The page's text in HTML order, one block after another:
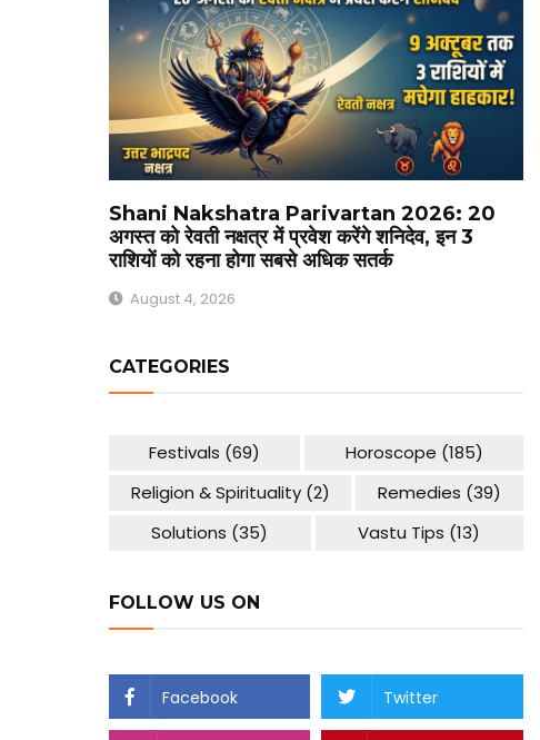
Shani Nakshatra Parivartan 2026: 20
अगस्त को रेवती नक्षत्र में प्रवेश करेंगे शनिदेव, इन 3
राशियों को रहना होगा सबसे अधिक सतर्क
August 4, 2026
CATEGORIES
Festivals (69) Horoscope (185)
Religion & Spirituality(2) Remedies (39)
Solutions (35) Vastu Tips (13)
FOLLOW US ON
Facebook Twitter